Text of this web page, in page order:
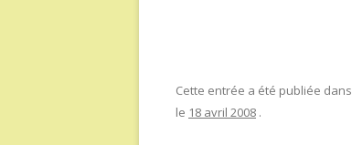
Cette entrée a été publiée dans
le 18 avril 2008 .